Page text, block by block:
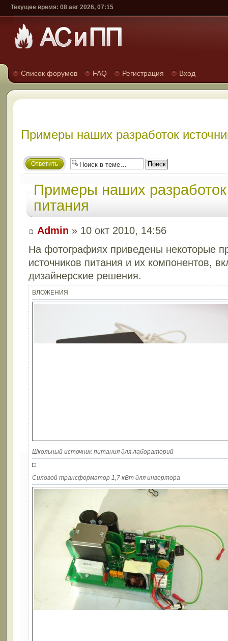
Текущее время: 08 авг 2026, 07:15
Список форумов FAQ Регистрация Вход
Примеры наших разработок
Ответить
Примеры наших разработок
питания
Admin » 10 окт 2010, 14:56
На фотографиях приведены некоторые
источников питания и их компонентов,
дизайнерские решения.
ВЛОЖЕНИЯ
Школьный источник питания для лабораторий
Силовой трансформатор 1,7 кВт для инвертора